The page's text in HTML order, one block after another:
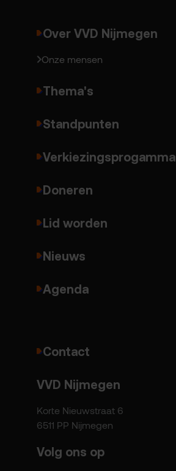
Over VVD Nijmegen
Onze mensen
Thema's
Standpunten
Verkiezingsprogamma
Doneren
Lid worden
Nieuws
Agenda
Contact
VVD Nijmegen
Korte Nieuwstraat 6
6511 PP Nijmegen
Volg ons op